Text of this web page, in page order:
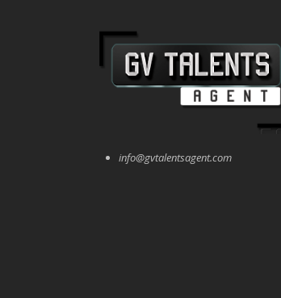
info@gvtalentsagent.com